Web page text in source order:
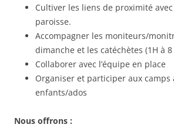
Cultiver les liens de proximité
paroisse.
Accompagner les moniteurs/
dimanche et les catéchètes (1H à 8
Collaborer avec l’équipe en place
Organiser et participer aux camps
enfants/ados
Nous offrons :